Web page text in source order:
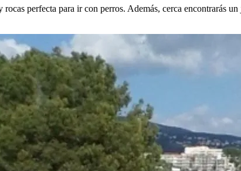
perfecta para ir con perros. Además, cerca encontrarás